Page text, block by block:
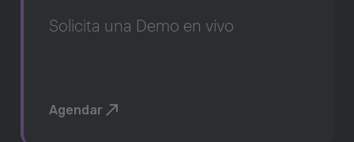
Solicita una Demo en vivo
Agendar